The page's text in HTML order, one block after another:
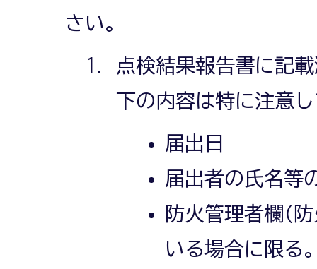
さい。
点検結果報告書に記
下の内容は特に注意
届出日
届出者の氏名等
防火管理者欄(
いる場合に限る